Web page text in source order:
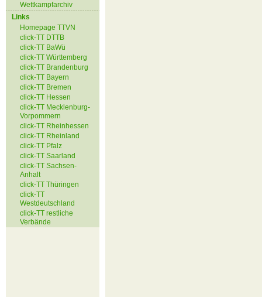
Wettkampfarchiv
Links
Homepage TTVN
click-TT DTTB
click-TT BaWü
click-TT Württemberg
click-TT Brandenburg
click-TT Bayern
click-TT Bremen
click-TT Hessen
click-TT Mecklenburg-
Vorpommern
click-TT Rheinhessen
click-TT Rheinland
click-TT Pfalz
click-TT Saarland
click-TT Sachsen-
Anhalt
click-TT Thüringen
click-TT
Westdeutschland
click-TT restliche
Verbände